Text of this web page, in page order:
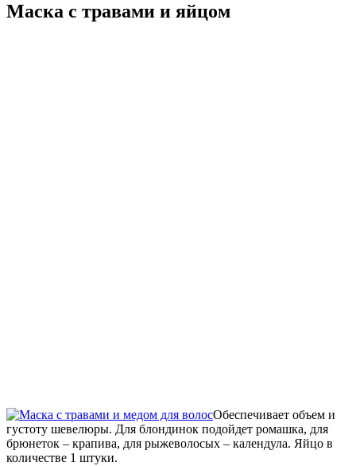
Маска с травами и яйцом
Обеспечивает объем и
густоту шевелюры. Для блондинок подойдет ромашка, для
брюнеток – крапива, для рыжеволосых – календула. Яйцо в
количестве 1 штуки.